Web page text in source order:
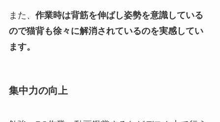
また、 作業時は背筋を伸ばし姿勢を意識している
ので猫背も徐々に解消されているのを実感してい
ます。
集中力の向上